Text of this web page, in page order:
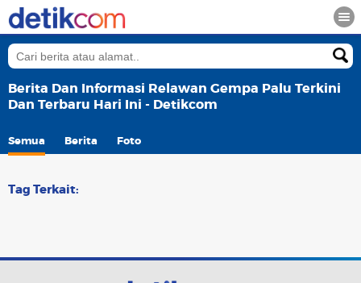
Berita Dan Informasi Relawan Gempa Palu Terkini
Dan Terbaru Hari Ini - Detikcom
Semua Berita Foto
Tag Terkait: